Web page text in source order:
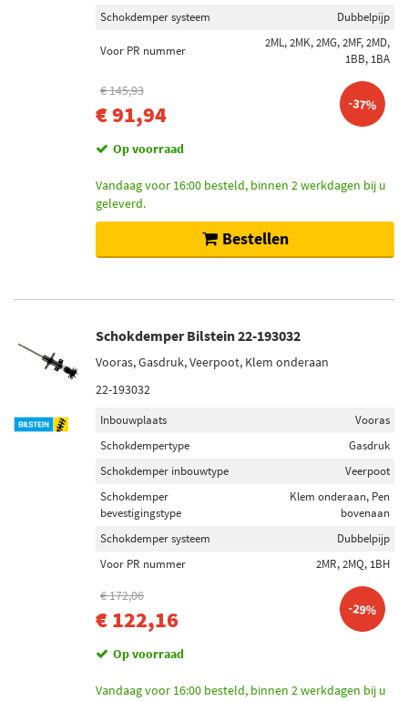
Schokdemper systeem Dubbelpijp
Voor PR nummer
2ML, 2MK, 2MG, 2MF, 2MD,
1BB, 1BA
€ 145,93
€ 91,94 -37%
Op voorraad
Vandaag voor 16:00 besteld, binnen 2 werkdagen bij u
geleverd.
Bestellen
Schokdemper Bilstein 22-193032
Vooras, Gasdruk, Veerpoot, Klem onderaan
22-193032
Inbouwplaats
Vooras
Schokdempertype
Gasdruk
Schokdemper inbouwtype
Veerpoot
Schokdemper
bevestigingstype
Klem onderaan, Pen
bovenaan
Schokdemper systeem
Dubbelpijp
Voor PR nummer
2MR, 2MQ, 1BH
€ 172,06
€ 122,16 -29%
Op voorraad
Vandaag voor 16:00 besteld, binnen 2 werkdagen bij u